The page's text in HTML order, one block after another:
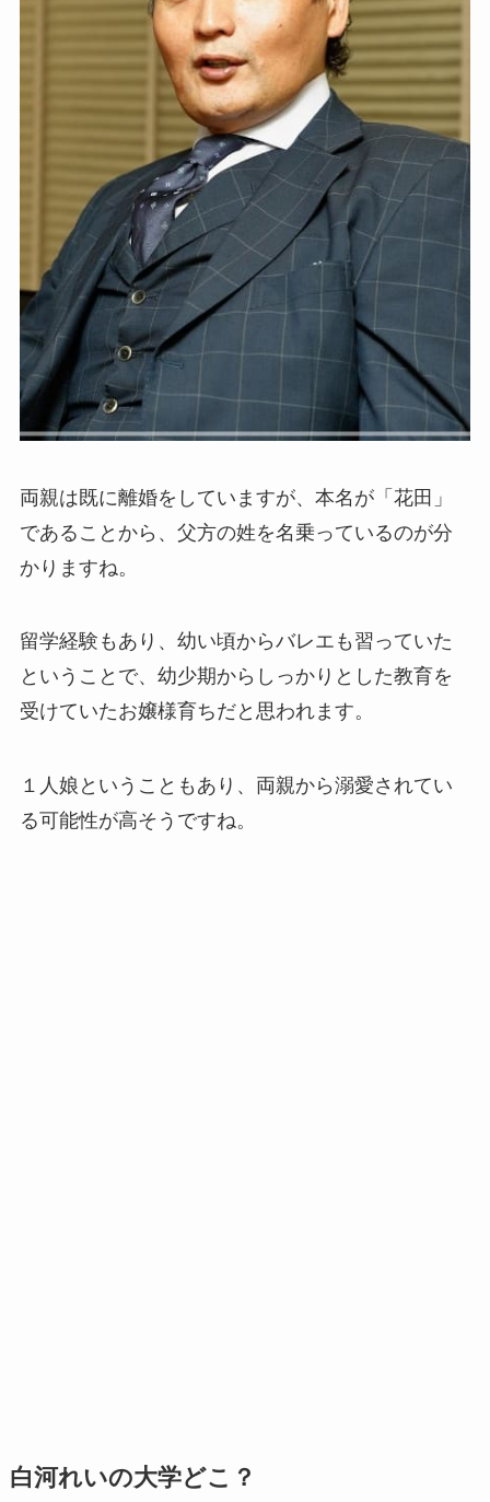
両親は既に離婚をしていますが、本名が「花田」
であることから、父方の姓を名乗っているのが分
かりますね。
留学経験もあり、幼い頃からバレエも習っていた
ということで、幼少期からしっかりとした教育を
受けていたお嬢様育ちだと思われます。
１人娘ということもあり、両親から溺愛されてい
る可能性が高そうですね。
白河れいの大学どこ？